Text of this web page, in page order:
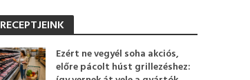
RECEPTJEINK
Ezért ne vegyél soha akciós,
előre pácolt húst grillezéshez: